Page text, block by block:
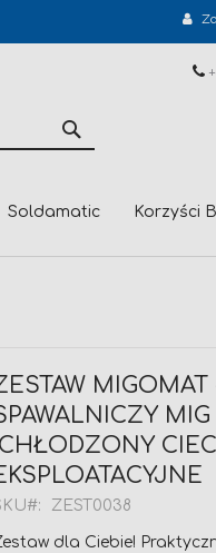
Soldamatic Korzyści
ZEST0038
dla Ciebie!